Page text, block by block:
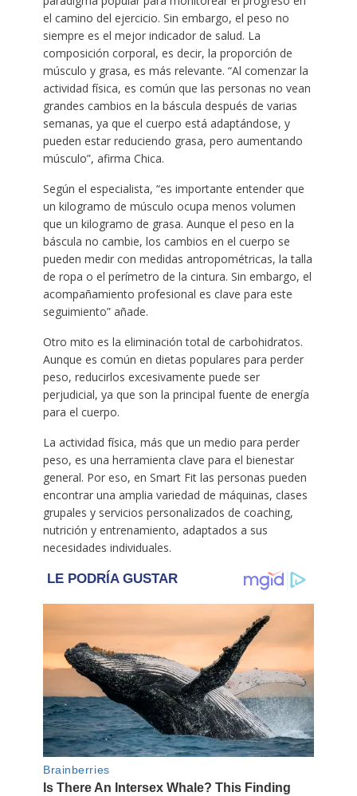
el camino del ejercicio. Sin embargo, el peso no
siempre es el mejor indicador de salud. La
composición corporal, es decir, la proporción de
músculo y grasa, es más relevante. “Al comenzar la
actividad física, es común que las personas no vean
grandes cambios en la báscula después de varias
semanas, ya que el cuerpo está adaptándose, y
pueden estar reduciendo grasa, pero aumentando
músculo”, afirma Chica.
Según el especialista, “es importante entender que
un kilogramo de músculo ocupa menos volumen
que un kilogramo de grasa. Aunque el peso en la
báscula no cambie, los cambios en el cuerpo se
pueden medir con medidas antropométricas, la talla
de ropa o el perímetro de la cintura. Sin embargo, el
acompañamiento profesional es clave para este
seguimiento” añade.
Otro mito es la eliminación total de carbohidratos.
Aunque es común en dietas populares para perder
peso, reducirlos excesivamente puede ser
perjudicial, ya que son la principal fuente de energía
para el cuerpo.
La actividad física, más que un medio para perder
peso, es una herramienta clave para el bienestar
general. Por eso, en Smart Fit las personas pueden
encontrar una amplia variedad de máquinas, clases
grupales y servicios personalizados de coaching,
nutrición y entrenamiento, adaptados a sus
necesidades individuales.